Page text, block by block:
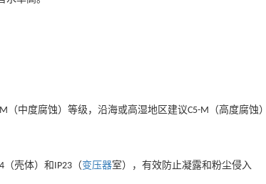
（中度腐蚀）等级，沿海或高湿地区建议C5-M （高度腐蚀
（壳体）和 IP23 （变压器室），有效防止凝露和粉尘侵入